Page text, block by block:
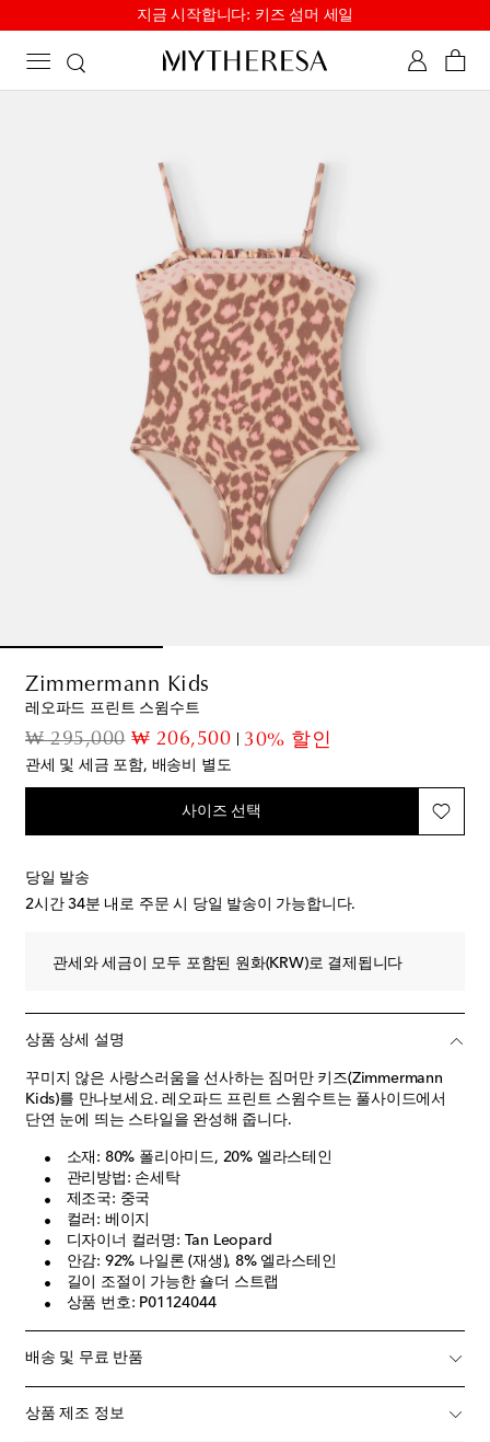
지금 시작합니다: 키즈 섬머 세일
Zimmermann Kids
레오파드 프린트 스윔수트
₩ 295,000original price
₩ 206,500discount price
30% 할인
관세 및 세금 포함, 배송비 별도
사이즈 선택
당일 발송
2시간 34분 내로 주문 시 당일 발송이 가능합니다.
관세와 세금이 모두 포함된 원화(KRW)로 결제됩니다
상품 상세 설명
꾸미지 않은 사랑스러움을 선사하는 짐머만 키즈(Zimmermann
Kids)를 만나보세요. 레오파드 프린트 스윔수트는 풀사이드에서
단연 눈에 띄는 스타일을 완성해 줍니다.
소재: 80% 폴리아미드, 20% 엘라스테인
관리방법: 손세탁
제조국: 중국
컬러: 베이지
디자이너 컬러명: Tan Leopard
안감: 92% 나일론 (재생), 8% 엘라스테인
길이 조절이 가능한 숄더 스트랩
상품 번호: P01124044
배송 및 무료 반품
상품 제조 정보